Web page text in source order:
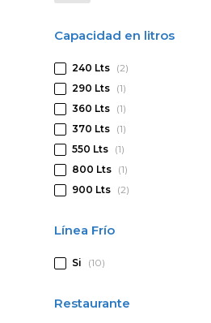
Capacidad en litros
240 Lts (2)
290 Lts (1)
360 Lts (1)
370 Lts (1)
550 Lts (1)
800 Lts (1)
900 Lts (2)
Línea Frío
Si (10)
Restaurante